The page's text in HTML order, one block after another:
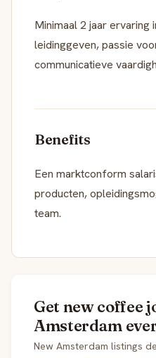
Minimaal 2 jaar ervaring
leidinggeven, passie
communicatieve
Benefits
Een marktconform
producten,
team.
Get new coffee
Amsterdam
New Amsterdam listings